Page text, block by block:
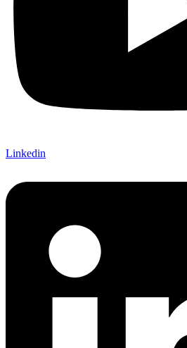
Linkedin